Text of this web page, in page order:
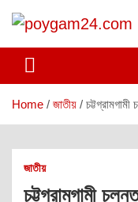
Home জাতীয়
জাতীয়
চট্টগ্রামগামী